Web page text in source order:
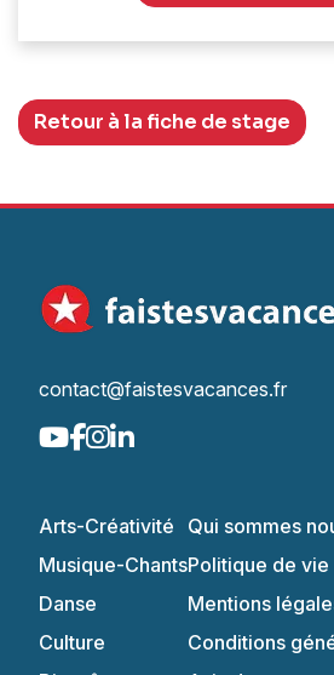
Retour à la fiche de stage
contact@faistesvacances.fr
Arts-Créativité
Musique-Chants
Danse
Culture
Qui sommes
Politique de
Mentions
Conditions